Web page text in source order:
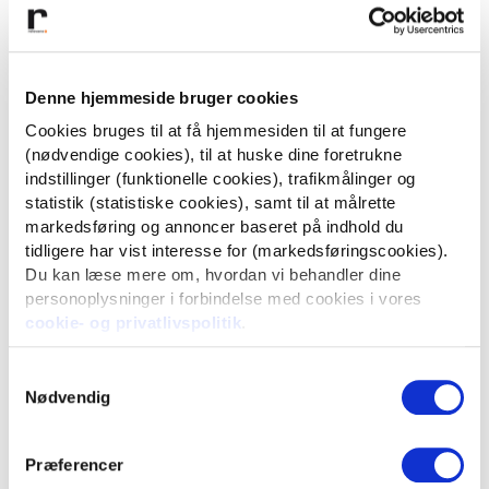
Denne hjemmeside bruger cookies
Cookies bruges til at få hjemmesiden til at fungere
(nødvendige cookies), til at huske dine foretrukne
indstillinger (funktionelle cookies), trafikmålinger og
statistik (statistiske cookies), samt til at målrette
markedsføring og annoncer baseret på indhold du
tidligere har vist interesse for (markedsføringscookies).
Du kan læse mere om, hvordan vi behandler dine
personoplysninger i forbindelse med cookies i vores
cookie- og privatlivspolitik
Nødvendig
Præferencer
: Både Google og Bing
prioriterer sider med relevant, velstruktureret og
Mobilvenlighed: Begge søgemaskiner rangerer
mobiloptimerede sider højere.
Linkbuilding: Autoritative backlinksfra troværdige
kilder er vigtige for både Bing og Google.
Teknisk SEO
: Hurtige indlæsningstider, korrekt brug af
H-tags og en god intern linkstruktur gavner din
placering i begge søgemaskiner.
Brug Bing Webmaster Tools til at
Bing SEO bliver vigtigere, men det betyder ikke, at Google